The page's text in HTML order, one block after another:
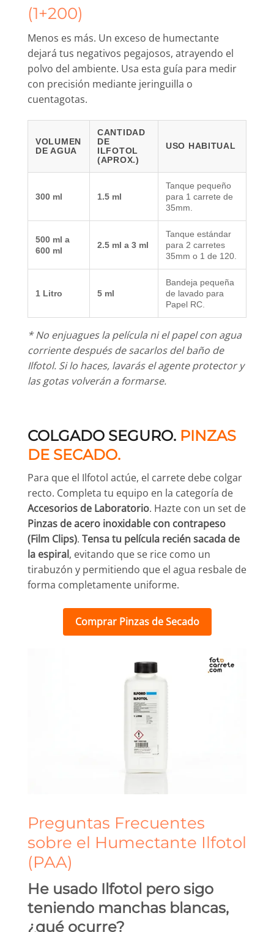
(1+200)
Menos es más. Un exceso de humectante
dejará tus negativos pegajosos, atrayendo el
polvo del ambiente. Usa esta guía para medir
con precisión mediante jeringuilla o
cuentagotas.
VOLUMEN
DE AGUA
CANTIDAD
DE
ILFOTOL
(APROX.)
USO HABITUAL
300 ml 1.5 ml
Tanque pequeño
para 1 carrete de
35mm.
500 ml a
600 ml
2.5 ml a 3 ml
Tanque estándar
para 2 carretes
35mm o 1 de 120.
1 Litro 5 ml
Bandeja pequeña
de lavado para
Papel RC.
* No enjuagues la película ni el papel con agua
corriente después de sacarlos del baño de
Ilfotol. Si lo haces, lavarás el agente protector y
las gotas volverán a formarse.
COLGADO SEGURO. PINZAS
DE SECADO.
Para que el Ilfotol actúe, el carrete debe colgar
recto. Completa tu equipo en la categoría de
Accesorios de Laboratorio. Hazte con un set de
Pinzas de acero inoxidable con contrapeso
(Film Clips). Tensa tu película recién sacada de
la espiral, evitando que se rice como un
tirabuzón y permitiendo que el agua resbale de
forma completamente uniforme.
Comprar Pinzas de Secado
Preguntas Frecuentes
sobre el Humectante Ilfotol
(PAA)
He usado Ilfotol pero sigo
teniendo manchas blancas,
¿qué ocurre?